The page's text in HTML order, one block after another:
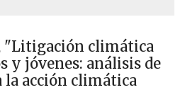
"Litigación climática
y jóvenes: análisis de
acción climática